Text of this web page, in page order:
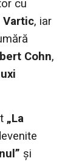
cu
Vartic, iar
Cohn,
„La
și